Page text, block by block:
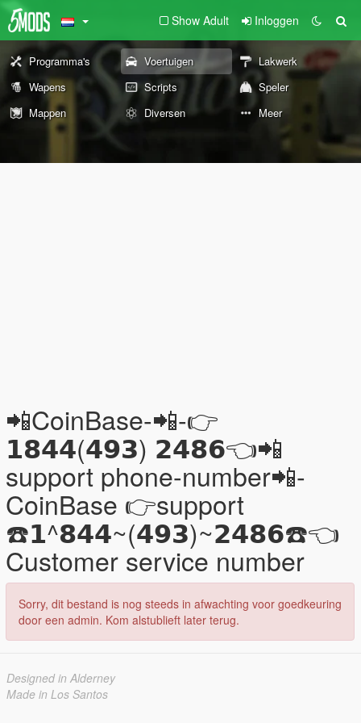
Show Adult Inloggen
Programma's Voertuigen
Lakwerk
Wapens
Scripts
Speler
Mappen
Diversen Meer
📲CoinBase-📲-👉
𝟭𝟴𝟰𝟰(𝟰𝟵𝟯) 𝟮𝟰𝟴𝟲👈📲
support phone-number📲-
CoinBase 👉support
☎️𝟭^𝟴𝟰𝟰~(𝟰𝟵𝟯)~𝟮𝟰𝟴𝟲☎️👈
Customer service number
Sorry, dit bestand is nog steeds in afwachting voor goedkeuring
door een admin. Kom alstublieft later terug.
Designed in Alderney
Made in Los Santos